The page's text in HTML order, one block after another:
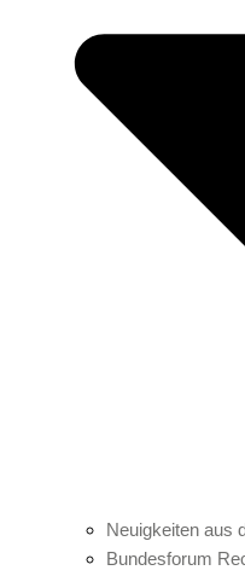
Neuigkeiten aus
Bundesforum